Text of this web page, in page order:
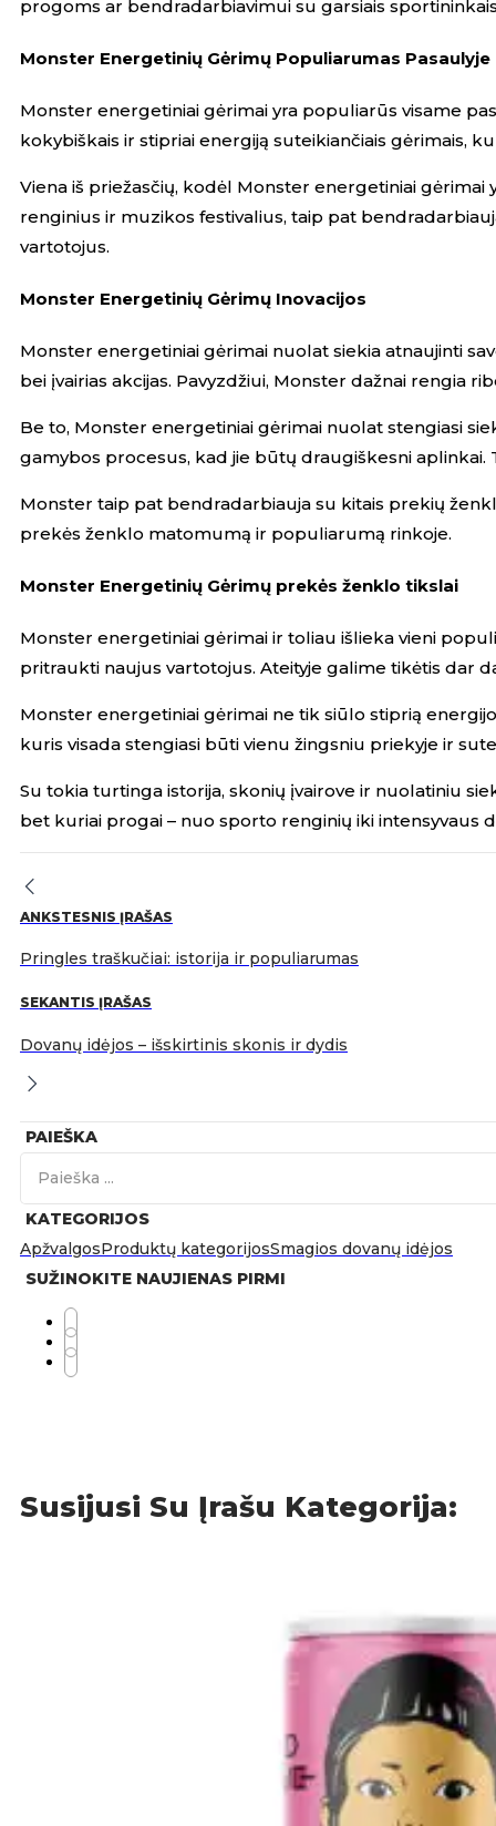
progoms ar bendradarbiavimui su garsiais
Monster Energetinių Gėrimų Populiarumas Pasaulyje
Monster energetiniai gėrimai yra populiarūs visame
kokybiškais ir stipriai energiją suteikiančiais gėrimais,
Viena iš priežasčių, kodėl Monster energetiniai
renginius ir muzikos festivalius, taip pat
vartotojus.
Monster Energetinių Gėrimų Inovacijos
Monster energetiniai gėrimai nuolat siekia atnaujinti
bei įvairias akcijas. Pavyzdžiui, Monster dažnai rengia
Be to, Monster energetiniai gėrimai nuolat stengiasi
gamybos procesus, kad jie būtų draugiškesni
Monster taip pat bendradarbiauja su kitais prekių
prekės ženklo matomumą ir populiarumą rinkoje.
Monster Energetinių Gėrimų prekės ženklo tikslai
Monster energetiniai gėrimai ir toliau išlieka vieni
pritraukti naujus vartotojus. Ateityje galime tikėtis dar
Monster energetiniai gėrimai ne tik siūlo stiprią
kuris visada stengiasi būti vienu žingsniu priekyje ir
Su tokia turtinga istorija, skonių įvairove ir nuolatiniu
bet kuriai progai – nuo sporto renginių iki intensyvaus
ANKSTESNIS ĮRAŠAS
Pringles traškučiai: istorija ir populiarumas
SEKANTIS ĮRAŠAS
Dovanų idėjos – išskirtinis skonis ir dydis
PAIEŠKA
Search
KATEGORIJOS
ApžvalgosProduktų kategorijosSmagios dovanų idėjos
SUŽINOKITE NAUJIENAS PIRMI
Susijusi Su Įrašu Kategorija: